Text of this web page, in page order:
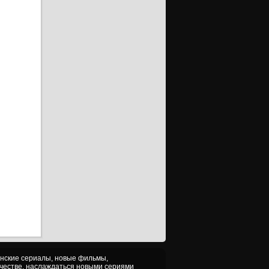
сериалы, новые фильмы,
наслаждаться новыми сериями